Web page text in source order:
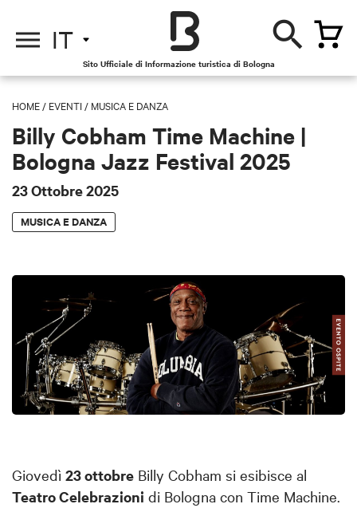
IT
Sito Ufficiale di Informazione turistica di Bologna
HOME / EVENTI / MUSICA E DANZA
Billy Cobham Time Machine |
Bologna Jazz Festival 2025
23 Ottobre 2025
MUSICA E DANZA
Giovedì 23 ottobre Billy Cobham si esibisce al
Teatro Celebrazioni di Bologna con Time Machine.